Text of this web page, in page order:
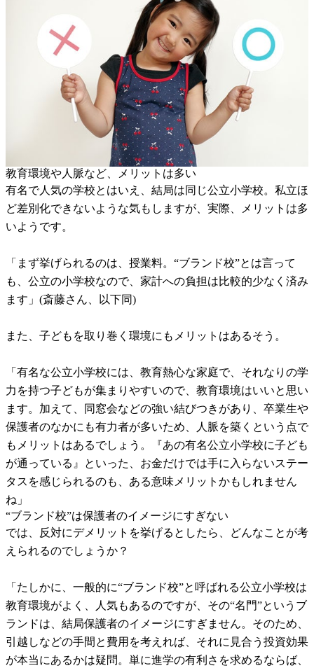
教育環境や人脈など、メリットは多い
有名で人気の学校とはいえ、結局は同じ公立小学校。私立ほ
ど差別化できないような気もしますが、実際、メリットは多
いようです。
「まず挙げられるのは、授業料。“ブランド校”とは言って
も、公立の小学校なので、家計への負担は比較的少なく済み
ます」(斎藤さん、以下同)
また、子どもを取り巻く環境にもメリットはあるそう。
「有名な公立小学校には、教育熱心な家庭で、それなりの学
力を持つ子どもが集まりやすいので、教育環境はいいと思い
ます。加えて、同窓会などの強い結びつきがあり、卒業生や
保護者のなかにも有力者が多いため、人脈を築くという点で
もメリットはあるでしょう。『あの有名公立小学校に子ども
が通っている』といった、お金だけでは手に入らないステー
タスを感じられるのも、ある意味メリットかもしれません
ね」
“ブランド校”は保護者のイメージにすぎない
では、反対にデメリットを挙げるとしたら、どんなことが考
えられるのでしょうか？
「たしかに、一般的に“ブランド校”と呼ばれる公立小学校は
教育環境がよく、人気もあるのですが、その“名門”というブ
ランドは、結局保護者のイメージにすぎません。そのため、
引越しなどの手間と費用を考えれば、それに見合う投資効果
が本当にあるかは疑問。単に進学の有利さを求めるならば、